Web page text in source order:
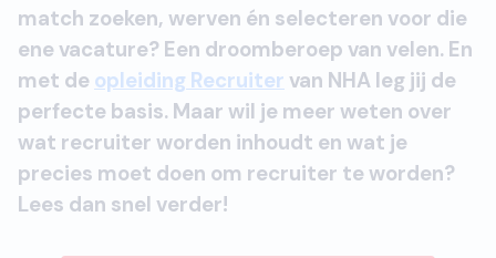
match zoeken, werven én selecteren voor die
ene vacature? Een droomberoep van velen. En
met de opleiding Recruiter van NHA leg jij de
perfecte basis. Maar wil je meer weten over
wat recruiter worden inhoudt en wat je
precies moet doen om recruiter te worden?
Lees dan snel verder!